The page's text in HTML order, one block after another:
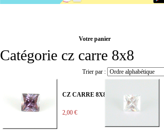
Votre panier
Catégorie cz carre 8x8
Trier par :
CZ CARRE 8X8 AMETHYSTE
2,00 €